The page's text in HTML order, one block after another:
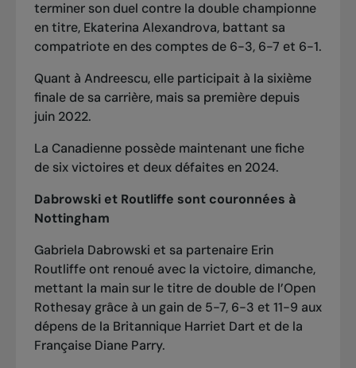
terminer son duel contre la double championne
en titre, Ekaterina Alexandrova, battant sa
compatriote en des comptes de 6-3, 6-7 et 6-1.
Quant à Andreescu, elle participait à la sixième
finale de sa carrière, mais sa première depuis
juin 2022.
La Canadienne possède maintenant une fiche
de six victoires et deux défaites en 2024.
Dabrowski et Routliffe sont couronnées à
Nottingham
Gabriela Dabrowski et sa partenaire Erin
Routliffe ont renoué avec la victoire, dimanche,
mettant la main sur le titre de double de l’Open
Rothesay grâce à un gain de 5-7, 6-3 et 11-9 aux
dépens de la Britannique Harriet Dart et de la
Française Diane Parry.